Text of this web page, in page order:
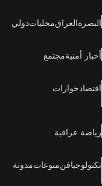
البصرةالعراقمحلياتدولي
أخبار أمنيةمجتمع
اقتصادحوارات
رياضة عراقية
تكنولوجيافنمنوعاتمدونة